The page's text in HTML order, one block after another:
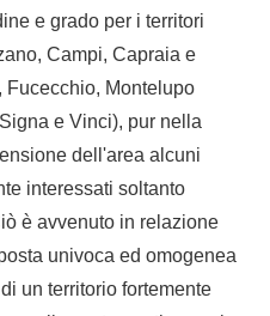
e grado per i territori
Campi, Capraia e
Fucecchio, Montelupo
e Vinci), pur nella
dell'area alcuni
interessati soltanto
è avvenuto in relazione
univoca ed omogenea
un territorio fortemente